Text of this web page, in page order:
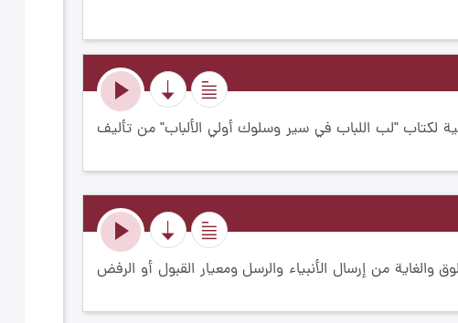
لكتاب "لب اللباب في سير وسلوك أولي الألباب" من تأليف
من إرسال الأنبياء والرسل ومعيار القبول أو الرفض